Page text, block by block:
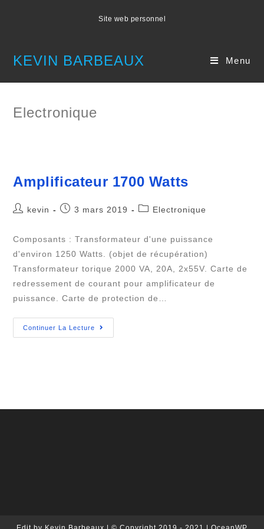
Site web personnel
KEVIN BARBEAUX Menu
Electronique
Amplificateur 1700 Watts
Postkevin
Post3 mars 2019
PostElectronique
Composants : Transformateur d'une puissance
d'environ 1250 Watts. (objet de récupération)
Transformateur torique 2000 VA, 20A, 2x55V. Carte de
redressement de courant pour amplificateur de
puissance. Carte de protection de…
Continuer La Lecture
1700